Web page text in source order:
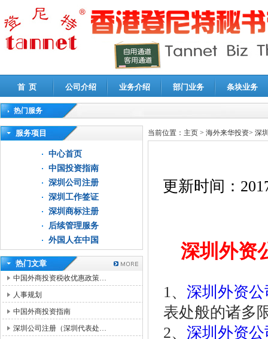
首 页 公司介绍 业务介绍 部门业务 条块业务
热门服务
高新技术企业认定审计|企业所得税汇算清缴申报鉴证
服务项目
中心首页
中国投资指南
深圳公司注册
深圳工作签证
深圳商标注册
后续管理服务
外国人在中国
热门文章
中国外商投资税收优惠政策…
人事规划
中国外商投资指南
深圳公司注册（深圳代表处…
当前位置： 主页 > 海外来华投资> 深
更新时间：
深圳外资
1、 深圳外资
表处般的诸多
2、 深圳外资